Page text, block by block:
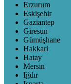
Erzurum
Eskişehir
Gaziantep
Giresun
Gümüşhane
Hakkari
Hatay
Mersin
Iğdır